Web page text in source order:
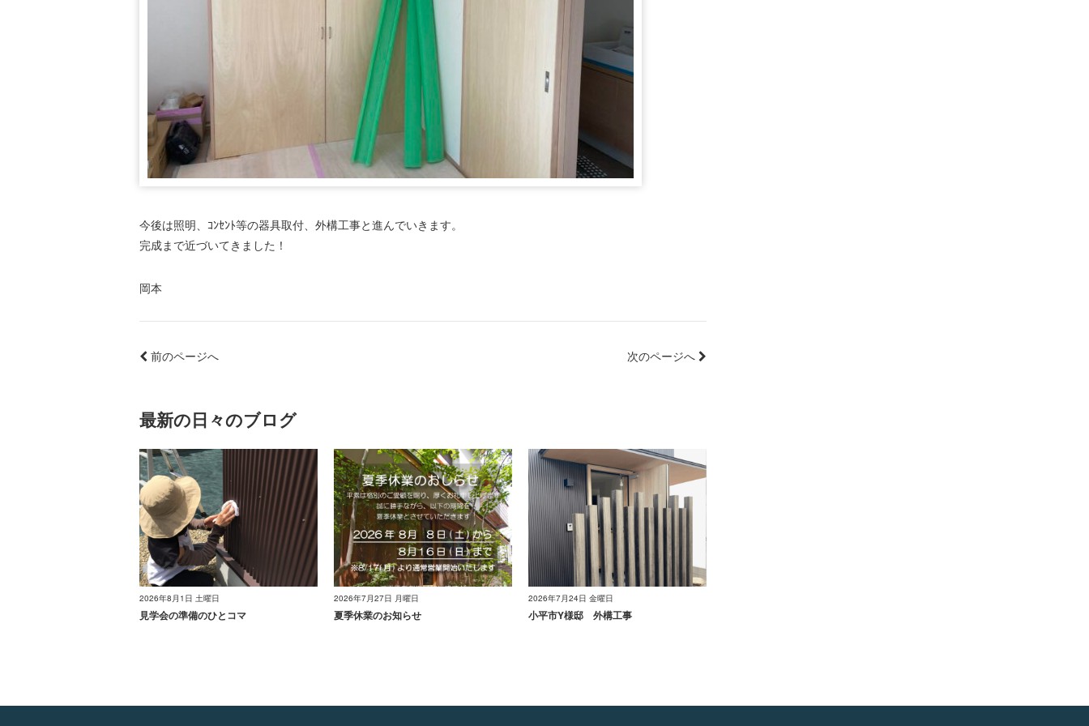
今後は照明、ｺﾝｾﾝﾄ等の器具取付、外構工事と進んでいきます。
完成まで近づいてきました！
岡本
前のページへ 次のページへ
最新の日々のブログ
2026年8月1日 土曜日
見学会の準備のひとコマ
2026年7月27日 月曜日
夏季休業のお知らせ
2026年7月24日 金曜日
小平市Y様邸 外構工事